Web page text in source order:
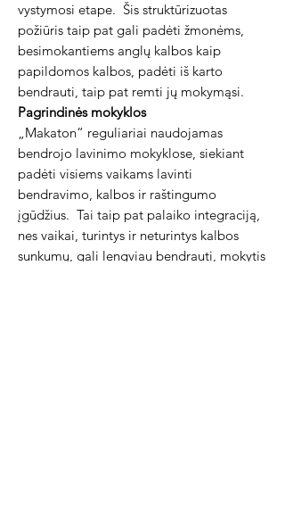
vystymosi etape. Šis struktūrizuotas
požiūris taip pat gali padėti žmonėms,
besimokantiems anglų kalbos kaip
papildomos kalbos, padėti iš karto
bendrauti, taip pat remti jų mokymąsi.
Pagrindinės mokyklos
„Makaton“ reguliariai naudojamas
bendrojo lavinimo mokyklose, siekiant
padėti visiems vaikams lavinti
bendravimo, kalbos ir raštingumo
įgūdžius. Tai taip pat palaiko integraciją,
nes vaikai, turintys ir neturintys kalbos
sunkumų, gali lengviau bendrauti, mokytis